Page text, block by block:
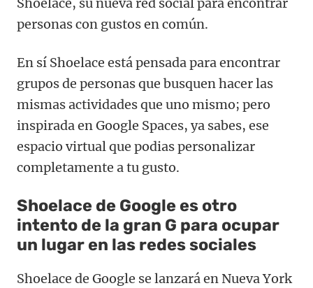
personas con gustos en común.
En sí Shoelace está pensada para encontrar
grupos de personas que busquen hacer las
mismas actividades que uno mismo; pero
inspirada en Google Spaces, ya sabes, ese
espacio virtual que podias personalizar
completamente a tu gusto.
Shoelace de Google es otro
intento de la gran G para ocupar
un lugar en las redes sociales
Shoelace de Google se lanzará en Nueva York